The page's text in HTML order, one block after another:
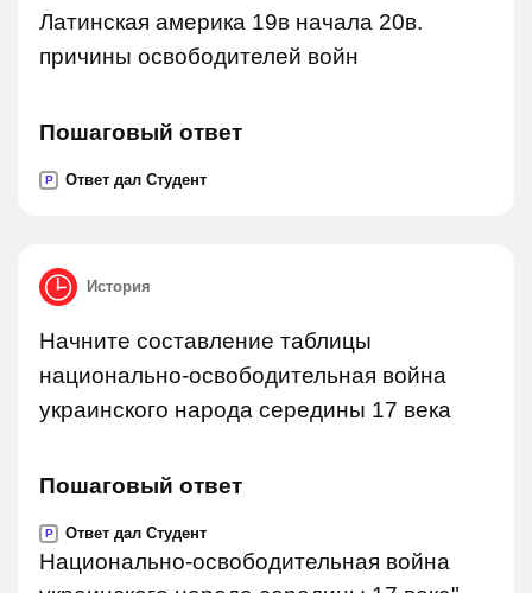
Латинская америка 19в начала 20в.
причины освободителей войн
Пошаговый ответ
P Ответ дал Студент
История
Начните составление таблицы
национально-освободительная война
украинского народа середины 17 века
Пошаговый ответ
P Ответ дал Студент
Национально-освободительная война